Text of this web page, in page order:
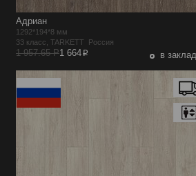
Адриан
1292*194*8 мм
33 класс, TARKETT Россия
1 957.65 Р1 664p в